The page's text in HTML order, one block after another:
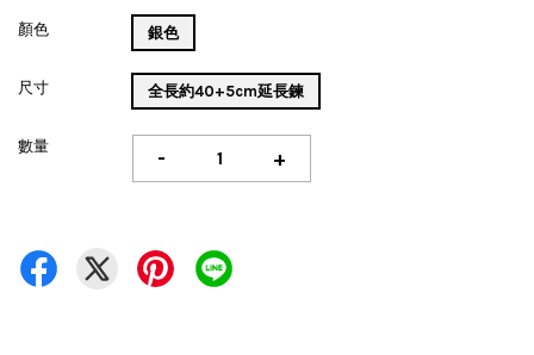
顏色 銀色
尺寸 全長約40+5cm延長鍊
數量 - +